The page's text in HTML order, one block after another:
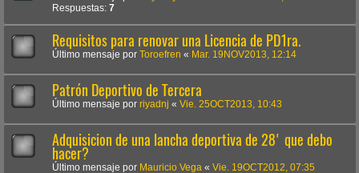
Respuestas: 7
Requisitos para renovar una Licencia de PD1ra.
Último mensaje por Toroefren « Mar. 19NOV2013, 12:14
Patrón Deportivo de Tercera
Último mensaje por riyadnj « Vie. 25OCT2013, 10:43
Adquisicion de una lancha deportiva de 28' que debo
hacer?
Último mensaje por Mauricio Vega « Vie. 19OCT2012, 07:35